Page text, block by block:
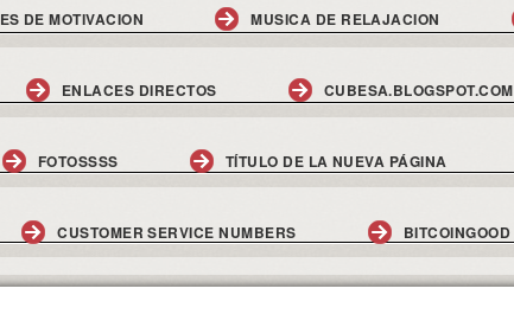
DE MOTIVACION MUSICA DE RELAJACION
ENLACES DIRECTOS CUBESA.BLOGSPOT.COM
FOTOSSSS TÍTULO DE LA NUEVA PÁGINA
CUSTOMER SERVICE NUMBERS BITCOINGOOD